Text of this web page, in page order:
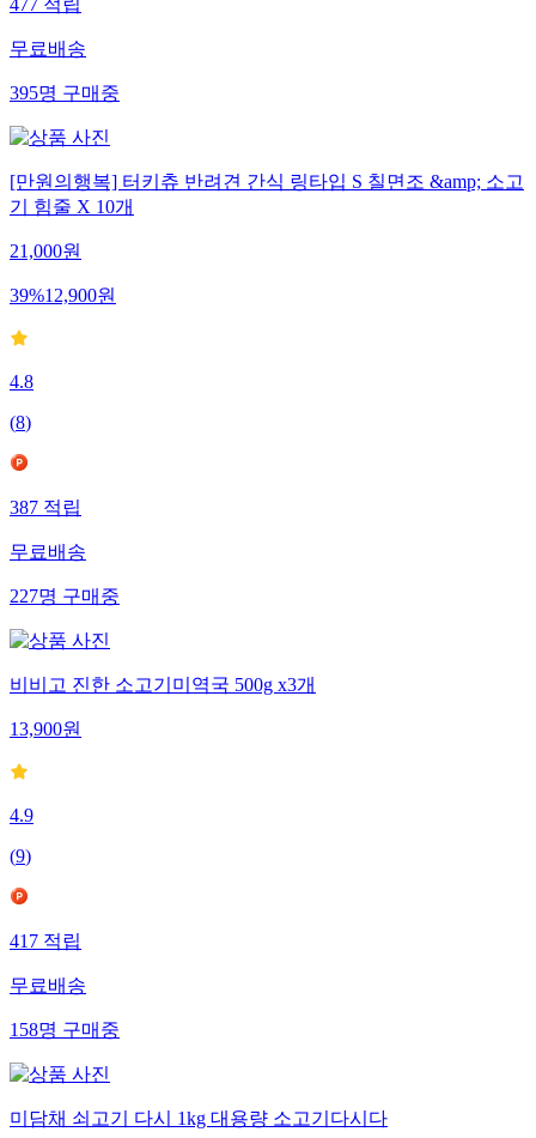
477적립
무료배송
395명구매중
[만원의행복] 터키츄 반려견 간식 링타입 S 칠면조 &amp; 소고
기 힘줄 X 10개
21,000원
39%12,900원
4.8
(8)
387적립
무료배송
227명구매중
비비고 진한 소고기미역국 500g x3개
13,900원
4.9
(9)
417적립
무료배송
158명구매중
미담채 쇠고기 다시 1kg 대용량 소고기다시다